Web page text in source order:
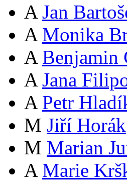
A Jan
A Monika
A Benjamin
A Jana
A Petr
M Jiří Horák
M Marian
A Marie